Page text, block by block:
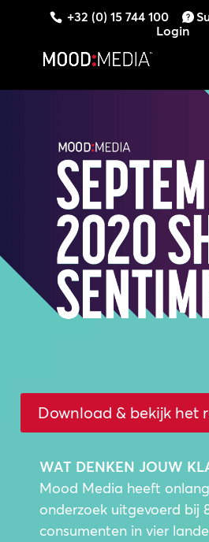
+32 (0) 15 744 100
Login
Download & bekijk het
WAT DENKEN JOUW
Mood Media heeft
onderzoek uitgevoerd bij
consumenten in vier